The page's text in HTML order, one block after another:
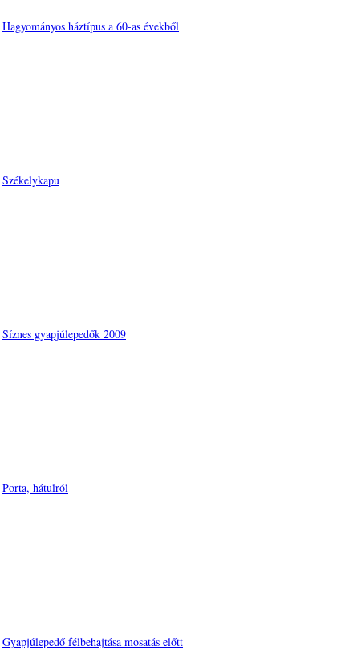
Hagyományos háztípus a 60-as évekből
Székelykapu
Síznes gyapjúlepedők 2009
Porta, hátulról
Gyapjúlepedő félbehajtása mosatás előtt